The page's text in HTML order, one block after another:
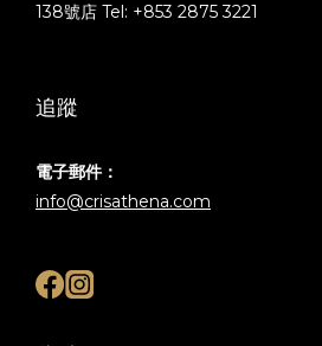
138號店 Tel: +853 2875 3221
追蹤
電子郵件：
info@crisathena.com